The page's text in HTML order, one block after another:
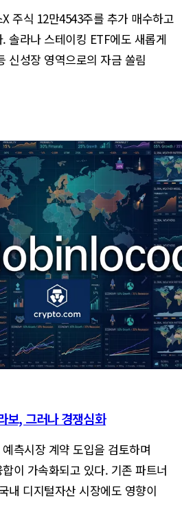
주식 12만4543주를 추가 매수하고
솔라나 스테이킹 ETF에도 새롭게
신성장 영역으로의 자금 쏠림
보, 그러나 경쟁심화
측시장 계약 도입을 검토하며
이 가속화되고 있다. 기존 파트너
내 디지털자산 시장에도 영향이